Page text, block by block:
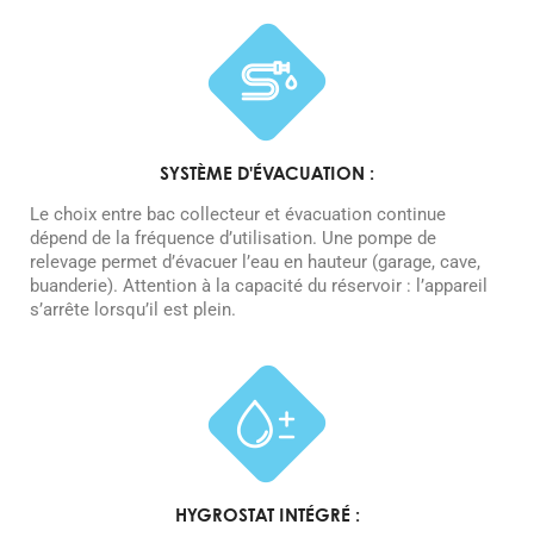
SYSTÈME D'ÉVACUATION :
Le choix entre bac collecteur et évacuation continue
dépend de la fréquence d’utilisation. Une pompe de
relevage permet d’évacuer l’eau en hauteur (garage, cave,
buanderie). Attention à la capacité du réservoir : l’appareil
s’arrête lorsqu’il est plein.
HYGROSTAT INTÉGRÉ :